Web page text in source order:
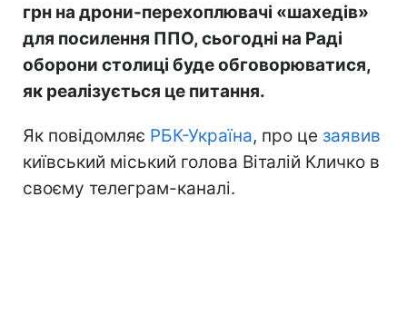
грн на дрони-перехоплювачі «шахедів»
для посилення ППО, сьогодні на Раді
оборони столиці буде обговорюватися,
як реалізується це питання.
Як повідомляє РБК-Україна, про це заявив
київський міський голова Віталій Кличко в
своєму телеграм-каналі.